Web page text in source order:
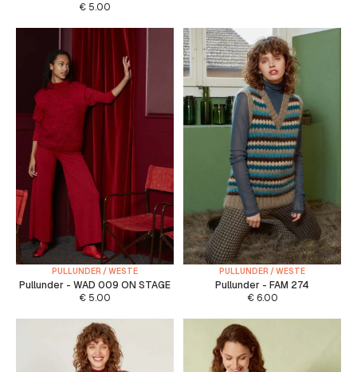
€ 5.00
PULLUNDER / WESTE
Pullunder - WAD 009 ON STAGE
€ 5.00
PULLUNDER / WESTE
Pullunder - FAM 274
€6.00